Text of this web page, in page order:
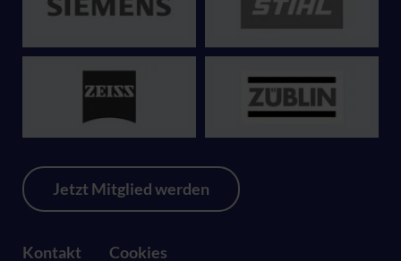
Jetzt Mitglied werden
Kontakt Cookies